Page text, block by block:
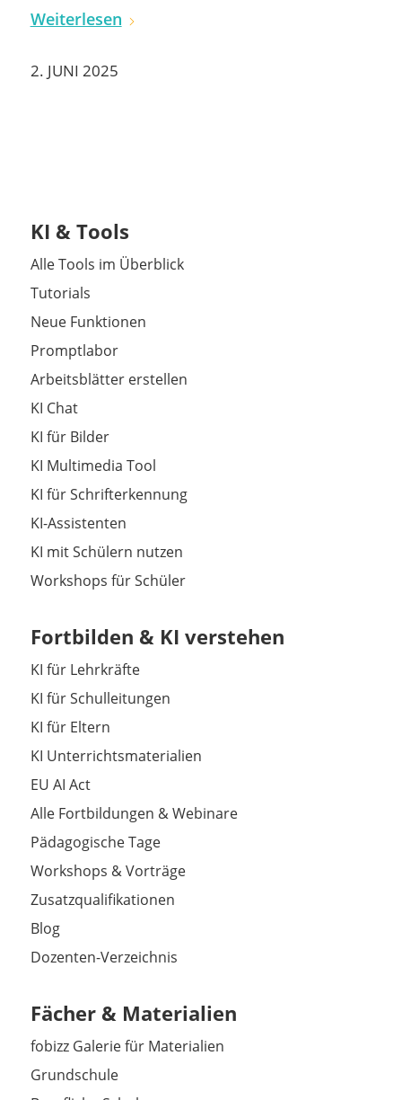
Weiterlesen
2. JUNI 2025
KI & Tools
Alle Tools im Überblick
Tutorials
Neue Funktionen
Promptlabor
Arbeitsblätter erstellen
KI Chat
KI für Bilder
KI Multimedia Tool
KI für Schrifterkennung
KI-Assistenten
KI mit Schülern nutzen
Workshops für Schüler
Fortbilden & KI verstehen
KI für Lehrkräfte
KI für Schulleitungen
KI für Eltern
KI Unterrichtsmaterialien
EU AI Act
Alle Fortbildungen & Webinare
Pädagogische Tage
Workshops & Vorträge
Zusatzqualifikationen
Blog
Dozenten-Verzeichnis
Fächer & Materialien
fobizz Galerie für Materialien
Grundschule